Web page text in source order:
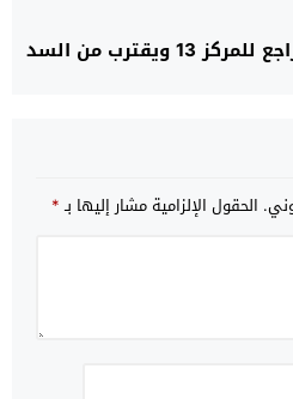
من السد
الحقول الإلزامية مشار إليها بـ*